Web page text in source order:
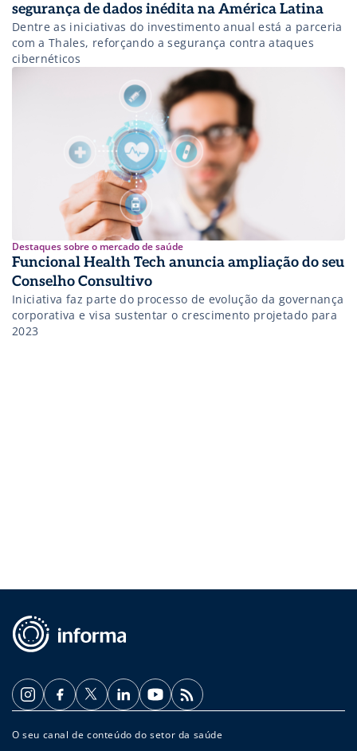
segurança de dados inédita na América Latina
Dentre as iniciativas do investimento anual está a parceria
com a Thales, reforçando a segurança contra ataques
cibernéticos
Destaques sobre o mercado de saúde
Funcional Health Tech anuncia ampliação do seu
Conselho Consultivo
Iniciativa faz parte do processo de evolução da governança
corporativa e visa sustentar o crescimento projetado para
2023
O seu canal de conteúdo do setor da saúde